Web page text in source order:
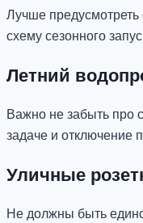
Лучше предусмотреть
схему сезонного
Летний
Важно не забыть про
задаче и отключение
Уличные
Не должны быть